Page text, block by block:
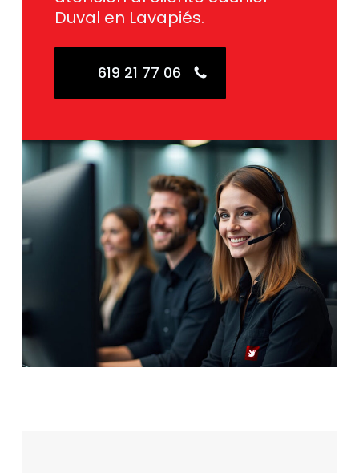
Duval en Lavapiés.
619 21 77 06